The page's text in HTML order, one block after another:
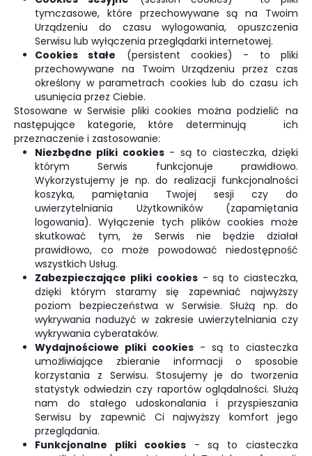
tymczasowe, które przechowywane są na Twoim
Urządzeniu do czasu wylogowania, opuszczenia
Serwisu lub wyłączenia przeglądarki internetowej.
Cookies stałe (persistent cookies) - to pliki
przechowywane na Twoim Urządzeniu przez czas
określony w parametrach cookies lub do czasu ich
usunięcia przez Ciebie.
Stosowane w Serwisie pliki cookies można podzielić na
następujące kategorie, które determinują ich
przeznaczenie i zastosowanie:
Niezbędne pliki cookies- są to ciasteczka, dzięki
którym Serwis funkcjonuje prawidłowo.
Wykorzystujemy je np. do realizacji funkcjonalności
koszyka, pamiętania Twojej sesji czy do
uwierzytelniania Użytkowników (zapamiętania
logowania). Wyłączenie tych plików cookies może
skutkować tym, że Serwis nie będzie działał
prawidłowo, co może powodować niedostępność
wszystkich Usług.
Zabezpieczające pliki cookies- są to ciasteczka,
dzięki którym staramy się zapewniać najwyższy
poziom bezpieczeństwa w Serwisie. Służą np. do
wykrywania nadużyć w zakresie uwierzytelniania czy
wykrywania cyberataków.
Wydajnościowe pliki cookies - są to ciasteczka
umożliwiające zbieranie informacji o sposobie
korzystania z Serwisu. Stosujemy je do tworzenia
statystyk odwiedzin czy raportów oglądalności. Służą
nam do stałego udoskonalania i przyspieszania
Serwisu by zapewnić Ci najwyższy komfort jego
przeglądania.
Funkcjonalne pliki cookies- są to ciasteczka